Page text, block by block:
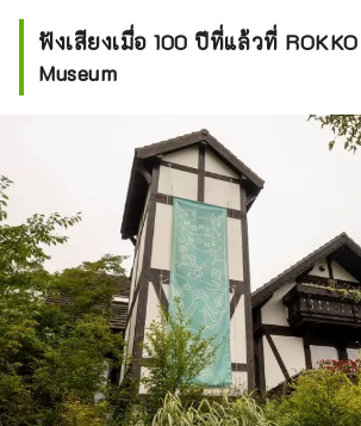
ฟังเสียงเมื่อ 100 ปีที่แล้วที่
Museum